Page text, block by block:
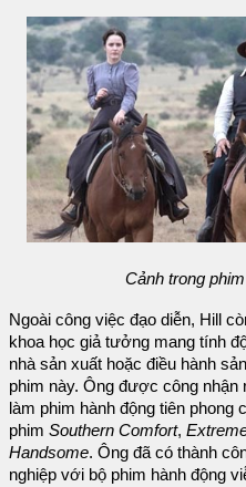
Cảnh trong phim
Ngoài công việc đạo diễn, Hill
khoa học giả tưởng mang tính
nhà sản xuất hoặc điều hành
phim này. Ông được công nhận
làm phim hành động tiên
phim Southern Comfort,
Handsome. Ông đã có thành
nghiệp với bộ phim hành động